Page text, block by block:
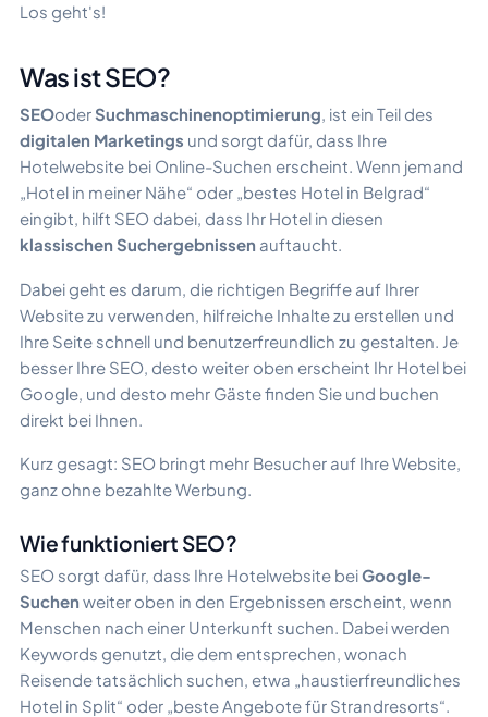
Los geht's!
Was ist SEO?
SEOoderSuchmaschinenoptimierung, ist ein Teil des
digitalen Marketings und sorgt dafür, dass Ihre
Hotelwebsite bei Online-Suchen erscheint. Wenn jemand
„Hotel in meiner Nähe“ oder „bestes Hotel in Belgrad“
eingibt, hilft SEO dabei, dass Ihr Hotel in diesen
klassischen Suchergebnissen auftaucht.
Dabei geht es darum, die richtigen Begriffe auf Ihrer
Website zu verwenden, hilfreiche Inhalte zu erstellen und
Ihre Seite schnell und benutzerfreundlich zu gestalten. Je
besser Ihre SEO, desto weiter oben erscheint Ihr Hotel bei
Google, und desto mehr Gäste finden Sie und buchen
direkt bei Ihnen.
Kurz gesagt: SEO bringt mehr Besucher auf Ihre Website,
ganz ohne bezahlte Werbung.
Wie funktioniert SEO?
SEO sorgt dafür, dass Ihre Hotelwebsite beiGoogle-
Suchen weiter oben in den Ergebnissen erscheint, wenn
Menschen nach einer Unterkunft suchen. Dabei werden
Keywords genutzt, die dem entsprechen, wonach
Reisende tatsächlich suchen, etwa „haustierfreundliches
Hotel in Split“ oder „beste Angebote für Strandresorts“.